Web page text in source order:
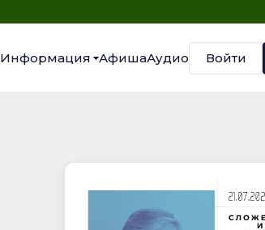
Информация АфишаАудио Войти